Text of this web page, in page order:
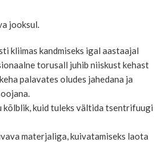
jooksul.
kliimas kandmiseks igal aastaajal
torusall juhib niiskust kehast
palavates oludes jahedana ja
kõlblik, kuid tuleks vältida tsentrifuugi
materjaliga, kuivatamiseks laota